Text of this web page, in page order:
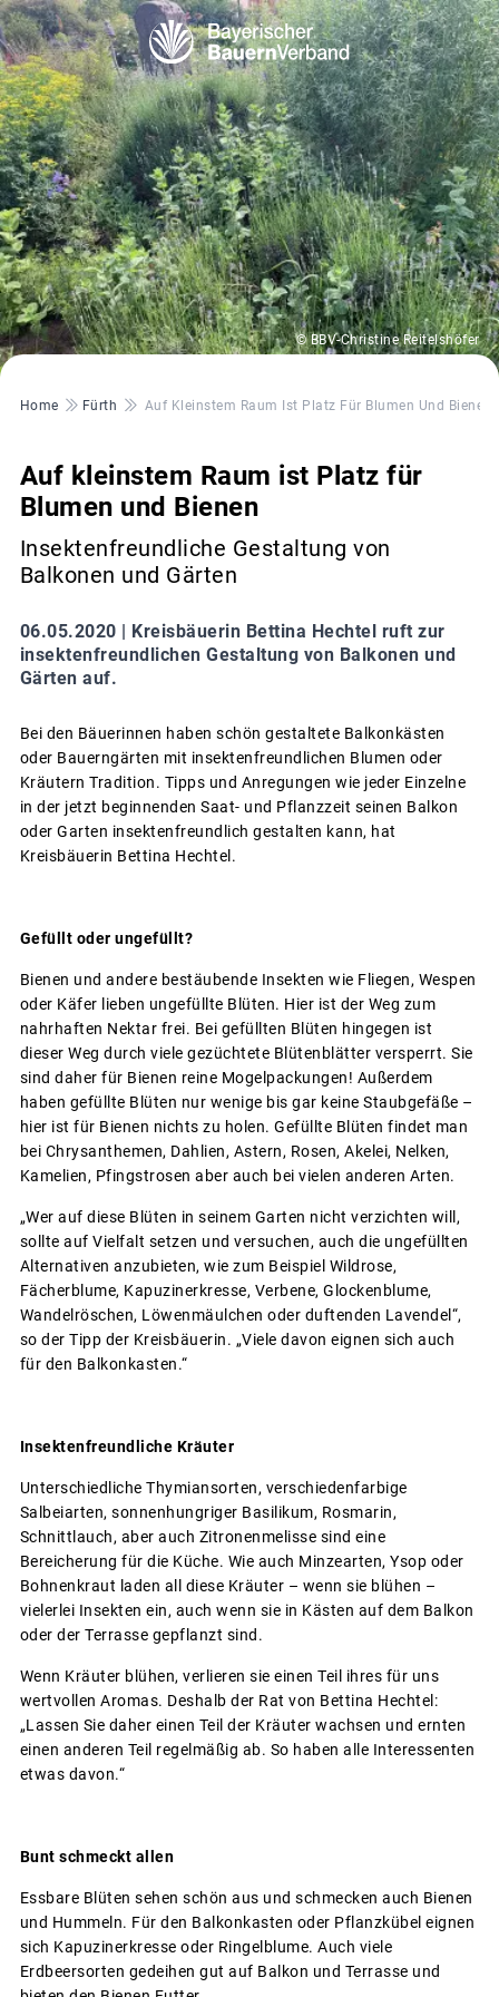
© BBV-Christine Reitelshöfer
Pfadnavigation
Home Fürth Auf Kleinstem Raum Ist Platz Für Blumen Und Bienen
Auf kleinstem Raum ist Platz für
Blumen und Bienen
Insektenfreundliche Gestaltung von
Balkonen und Gärten
06.05.2020 | Kreisbäuerin Bettina Hechtel ruft zur
insektenfreundlichen Gestaltung von Balkonen und
Gärten auf.
Bei den Bäuerinnen haben schön gestaltete Balkonkästen
oder Bauerngärten mit insektenfreundlichen Blumen oder
Kräutern Tradition. Tipps und Anregungen wie jeder Einzelne
in der jetzt beginnenden Saat- und Pflanzzeit seinen Balkon
oder Garten insektenfreundlich gestalten kann, hat
Kreisbäuerin Bettina Hechtel.
Gefüllt oder ungefüllt?
Bienen und andere bestäubende Insekten wie Fliegen, Wespen
oder Käfer lieben ungefüllte Blüten. Hier ist der Weg zum
nahrhaften Nektar frei. Bei gefüllten Blüten hingegen ist
dieser Weg durch viele gezüchtete Blütenblätter versperrt. Sie
sind daher für Bienen reine Mogelpackungen! Außerdem
haben gefüllte Blüten nur wenige bis gar keine Staubgefäße –
hier ist für Bienen nichts zu holen. Gefüllte Blüten findet man
bei Chrysanthemen, Dahlien, Astern, Rosen, Akelei, Nelken,
Kamelien, Pfingstrosen aber auch bei vielen anderen Arten.
„Wer auf diese Blüten in seinem Garten nicht verzichten will,
sollte auf Vielfalt setzen und versuchen, auch die ungefüllten
Alternativen anzubieten, wie zum Beispiel Wildrose,
Fächerblume, Kapuzinerkresse, Verbene, Glockenblume,
Wandelröschen, Löwenmäulchen oder duftenden Lavendel“,
so der Tipp der Kreisbäuerin. „Viele davon eignen sich auch
für den Balkonkasten.“
Insektenfreundliche Kräuter
Unterschiedliche Thymiansorten, verschiedenfarbige
Salbeiarten, sonnenhungriger Basilikum, Rosmarin,
Schnittlauch, aber auch Zitronenmelisse sind eine
Bereicherung für die Küche. Wie auch Minzearten, Ysop oder
Bohnenkraut laden all diese Kräuter – wenn sie blühen –
vielerlei Insekten ein, auch wenn sie in Kästen auf dem Balkon
oder der Terrasse gepflanzt sind.
Wenn Kräuter blühen, verlieren sie einen Teil ihres für uns
wertvollen Aromas. Deshalb der Rat von Bettina Hechtel:
„Lassen Sie daher einen Teil der Kräuter wachsen und ernten
einen anderen Teil regelmäßig ab. So haben alle Interessenten
etwas davon.“
Bunt schmeckt allen
Essbare Blüten sehen schön aus und schmecken auch Bienen
und Hummeln. Für den Balkonkasten oder Pflanzkübel eignen
sich Kapuzinerkresse oder Ringelblume. Auch viele
Erdbeersorten gedeihen gut auf Balkon und Terrasse und